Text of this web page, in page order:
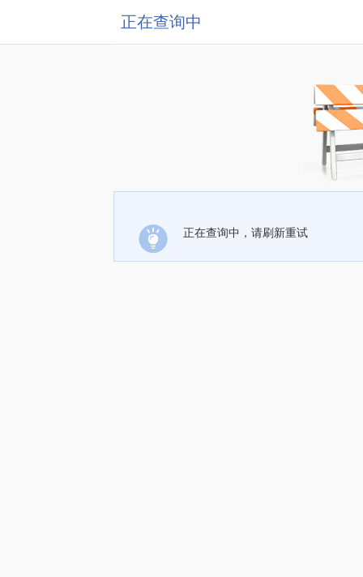
正在查询中
正在查询中，请刷新重试